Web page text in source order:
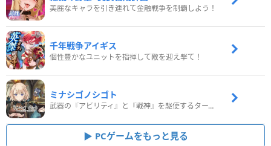
美麗なキャラを引き連れて金融戦争を制覇しよう！
千年戦争アイギス
個性豊かなユニットを指揮して敵を迎え撃て！
ミナシゴノシゴト
武器の『アビリティ』と『戦神』を駆使するターン制コマンドバトルRPG！
PCゲームをもっと見る